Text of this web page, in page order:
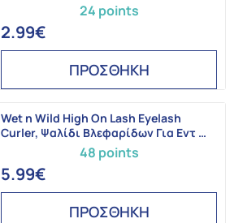
24 points
2.99€
ΠΡΟΣΘΗΚΗ
48 points
Wet n Wild High On Lash Eyelash
Curler, Ψαλίδι Βλεφαρίδων Για Εντ …
5.99€
ΠΡΟΣΘΗΚΗ